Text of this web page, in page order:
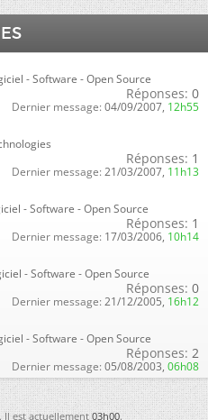
- Software - Open Source
Réponses: 0
Dernier message: 04/09/2007, 12h55
Réponses: 1
Dernier message: 21/03/2007, 11h13
- Software - Open Source
Réponses: 1
Dernier message: 17/03/2006, 10h14
- Software - Open Source
Réponses: 0
Dernier message: 21/12/2005, 16h12
- Software - Open Source
Réponses: 2
Dernier message: 05/08/2003, 06h08
Il est actuellement03h00.